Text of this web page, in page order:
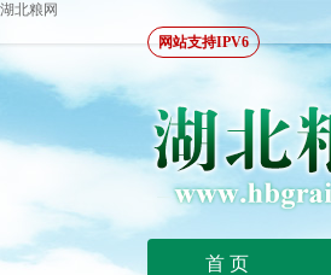
湖北粮网
网站支持IPV6
首 页